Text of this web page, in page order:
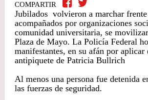
COMPARTIR
Jubilados volvieron a marchar
acompañados por organizaciones
comunidad universitaria, se
Plaza de Mayo. La Policía Federal
manifestantes, en su afán por
antipiquete de Patricia Bullrich
Al menos una persona fue detenida
las fuerzas de seguridad.